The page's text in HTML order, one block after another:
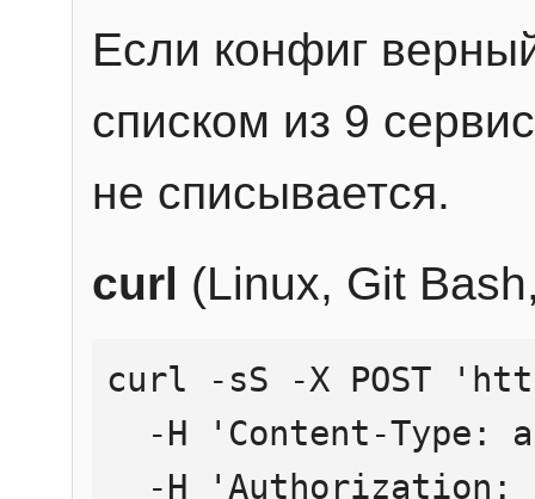
Если конфиг
списком из 9
не списывается.
curl (Linux, Git
curl -sS -X POST